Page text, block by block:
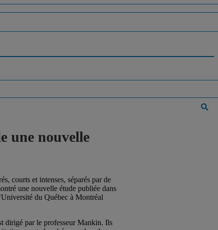
une nouvelle
courts et intenses, séparés par de
une nouvelle étude publiée dans
du Québec à Montréal
dirigé par le professeur Mankin. Ils